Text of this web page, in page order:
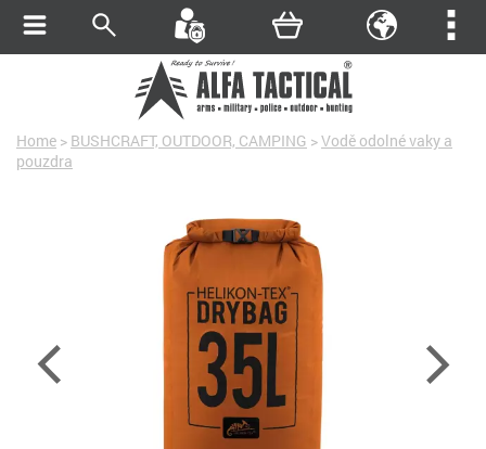
Home > BUSHCRAFT, OUTDOOR, CAMPING >Vodě odolné vaky a
pouzdra